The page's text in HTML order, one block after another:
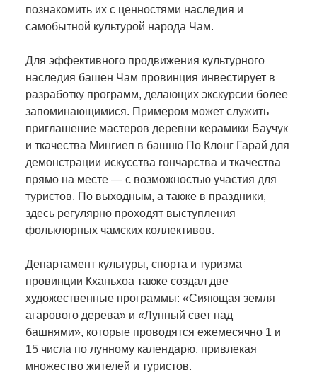
познакомить их с ценностями наследия и
самобытной культурой народа Чам.
Для эффективного продвижения культурного
наследия башен Чам провинция инвестирует в
разработку программ, делающих экскурсии более
запоминающимися. Примером может служить
приглашение мастеров деревни керамики Баучук
и ткачества Мингиеп в башню По Клонг Гарай для
демонстрации искусства гончарства и ткачества
прямо на месте — с возможностью участия для
туристов. По выходным, а также в праздники,
здесь регулярно проходят выступления
фольклорных чамских коллективов.
Департамент культуры, спорта и туризма
провинции Кханьхоа также создал две
художественные программы: «Сияющая земля
агарового дерева» и «Лунный свет над
башнями», которые проводятся ежемесячно 1 и
15 числа по лунному календарю, привлекая
множество жителей и туристов.